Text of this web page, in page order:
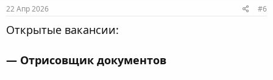
22 Апр 2026 #6
Открытые вакансии:
— Отрисовщик документов